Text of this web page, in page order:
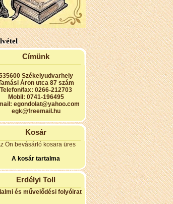
Címünk
Székelyudvarhely
Áron utca 87 szám
Telefon/fax: 0266-212703
Mobil: 0741-196495
egondolat@yahoo.com
egk@freemail.hu
Kosár
Ön bevásárló kosara üres
A kosár tartalma
Erdélyi Toll
és művelődési folyóirat